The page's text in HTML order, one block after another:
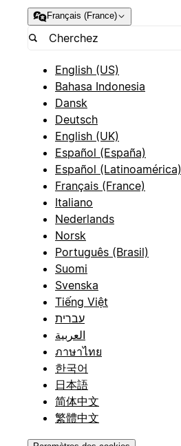
Français (France)
English (US)
Bahasa Indonesia
Dansk
Deutsch
English (UK)
Español (España)
Español (Latinoamérica)
Français (France)
Italiano
Nederlands
Norsk
Português (Brasil)
Suomi
Svenska
Tiếng Việt
עברית
العربية
ภาษาไทย
한국어
日本語
简体中文
繁體中文